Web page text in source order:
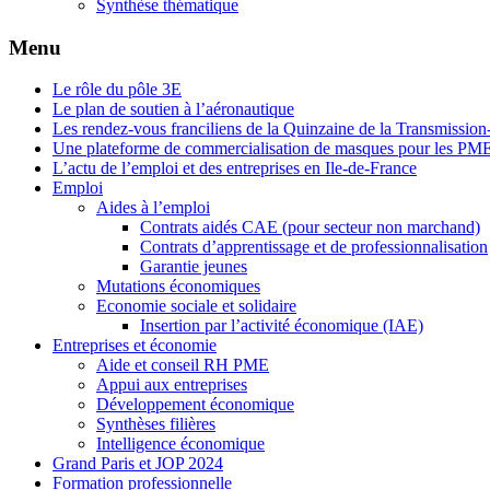
Synthèse thématique
Menu
Le rôle du pôle 3E
Le plan de soutien à l’aéronautique
Les rendez-vous franciliens de la Quinzaine de la
Une plateforme de commercialisation de masques pour les
L’actu de l’emploi et des entreprises en Ile-de-France
Emploi
Aides à l’emploi
Contrats aidés CAE (pour secteur non marchand)
Contrats d’apprentissage et de professionnalisation
Garantie jeunes
Mutations économiques
Economie sociale et solidaire
Insertion par l’activité économique (IAE)
Entreprises et économie
Aide et conseil RH PME
Appui aux entreprises
Développement économique
Synthèses filières
Intelligence économique
Grand Paris et JOP 2024
Formation professionnelle